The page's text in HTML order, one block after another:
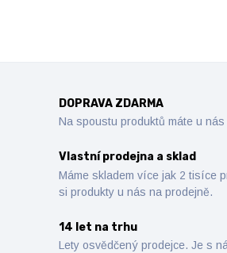
DOPRAVA ZDARMA
Na spoustu produktů máte u
Vlastní prodejna a sklad
Máme skladem více jak 2 tisíce
si produkty u nás na prodejně.
14 let na trhu
Lety osvědčený prodejce. Je s